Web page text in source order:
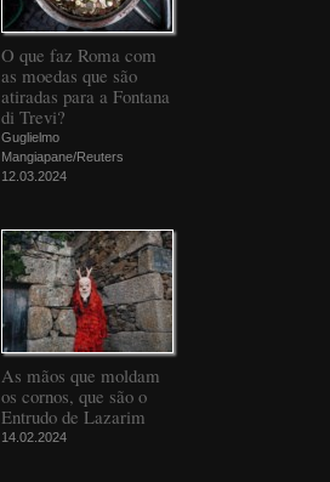
O que faz Roma com
as moedas que são
atiradas para a Fontana
di Trevi?
Guglielmo
Mangiapane/Reuters
12.03.2024
As mãos que moldam
os cornos, que são o
Entrudo de Lazarim
14.02.2024